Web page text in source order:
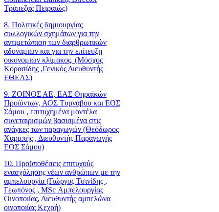
Τράπεζας Πειραιώς)
8. Πολιτικές δημιουργίας
συλλογικών σχημάτων για την
αντιμετώπιση των διαρθρωτικών
αδυναμιών και για την επίτευξη
οικονομιών κλίμακος. (Μόσχος
Κορασίδης ,Γενικός Διευθυντής
ΕΘΕΑΣ)
9. ΖΟΙΝΟΣ ΑΕ, ΕΑΣ Θηραϊκών
Προϊόντων, ΑΟΣ Τυρνάβου και ΕΟΣ
Σάμου , επιτυχημένα μοντέλα
συνεταιρισμών βασισμένα στις
ανάγκες των παραγωγών (Θεόδωρος
Χαρμπής , Διευθυντής Παραγωγής
ΕΟΣ Σάμου)
10. Προϋποθέσεις επιτυχούς
ενασχόλησης νέων ανθρώπων με την
αμπελουργία (Γιώργος Τσινίδης ,
Γεωπόνος , MSc Αμπελουργίας
Οινοποιίας, Διευθυντής αμπελώνα
οινοποιίας Κεχρή)